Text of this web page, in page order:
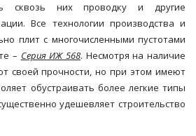
сквозь них проводку и другие
Все технологии производства и
плит с многочисленными пустотами
– Серия ИЖ 568. Несмотря на наличие
своей прочности, но при этом имеют
обустраивать более легкие типы
удешевляет строительство